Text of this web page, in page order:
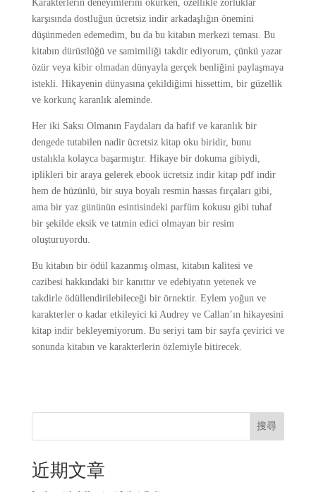
Karakterlerin deneyimlerini okurken, özellikle zorluklar
karşısında dostluğun ücretsiz indir arkadaşlığın önemini
düşünmeden edemedim, bu da bu kitabın merkezi teması. Bu
kitabın dürüstlüğü ve samimiliği takdir ediyorum, çünkü yazar
özür veya kibir olmadan dünyayla gerçek benliğini paylaşmaya
istekli. Hikayenin dünyasına çekildiğimi hissettim, bir güzellik
ve korkunç karanlık aleminde.
Her iki Saksı Olmanın Faydaları da hafif ve karanlık bir
dengede tutabilen nadir ücretsiz kitap oku biridir, bunu
ustalıkla kolayca başarmıştır. Hikaye bir dokuma gibiydi,
iplikleri bir araya gelerek ebook ücretsiz indir kitap pdf indir
hem de hüzünlü, bir suya boyalı resmin hassas fırçaları gibi,
ama bir yaz gününün esintisindeki parfüm kokusu gibi tuhaf
bir şekilde eksik ve tatmin edici olmayan bir resim
oluşturuyordu.
Bu kitabın bir ödül kazanmış olması, kitabın kalitesi ve
cazibesi hakkındaki bir kanıttır ve edebiyatın yetenek ve
takdirle ödüllendirilebileceği bir örnektir. Eylem yoğun ve
karakterler o kadar etkileyici ki Audrey ve Callan’ın hikayesini
kitap indir bekleyemiyorum. Bu seriyi tam bir sayfa çevirici ve
sonunda kitabın ve karakterlerin özlemiyle bitirecek.
搜尋
近期文章